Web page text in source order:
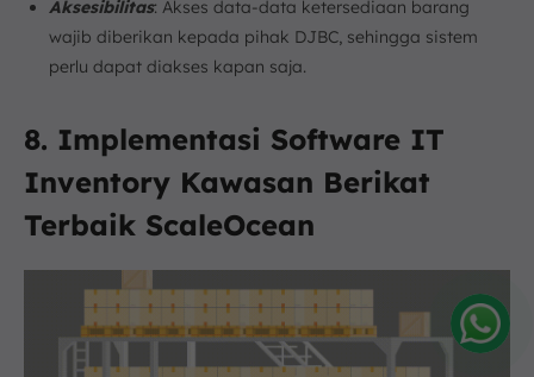
Aksesibilitas: Akses data-data ketersediaan barang
wajib diberikan kepada pihak DJBC, sehingga sistem
perlu dapat diakses kapan saja.
8. Implementasi Software IT
Inventory Kawasan Berikat
Terbaik ScaleOcean